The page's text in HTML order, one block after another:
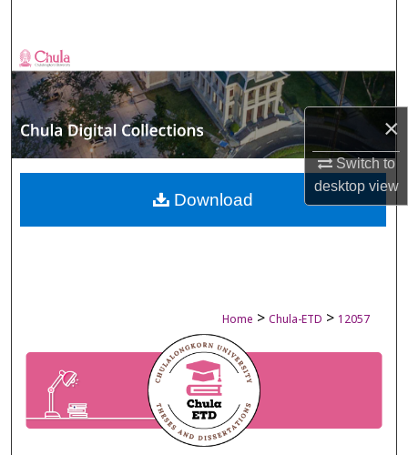
×
Switch to
desktopview
Browse Collections
My Account
About
Digital Commons Network™
Home > Chula-ETD > 12057
Download